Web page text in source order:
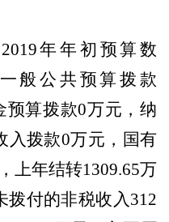
2019年年初预算数
般公共预算拨款
预算拨款0万元，纳
入拨款0万元，国有
， 上年结转1309.65万
拨付的非税收入312